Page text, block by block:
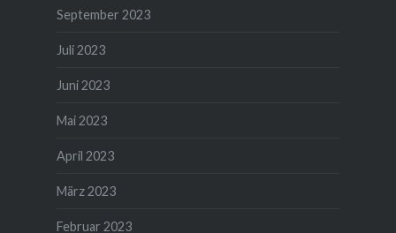
September 2023
Juli 2023
Juni 2023
Mai 2023
April 2023
März 2023
Februar 2023